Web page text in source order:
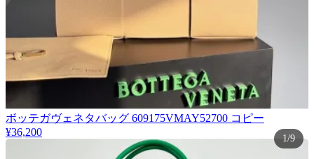
1/9
ボッテガヴェネタバッグ 609175VMAY52700 コピー
¥36,200